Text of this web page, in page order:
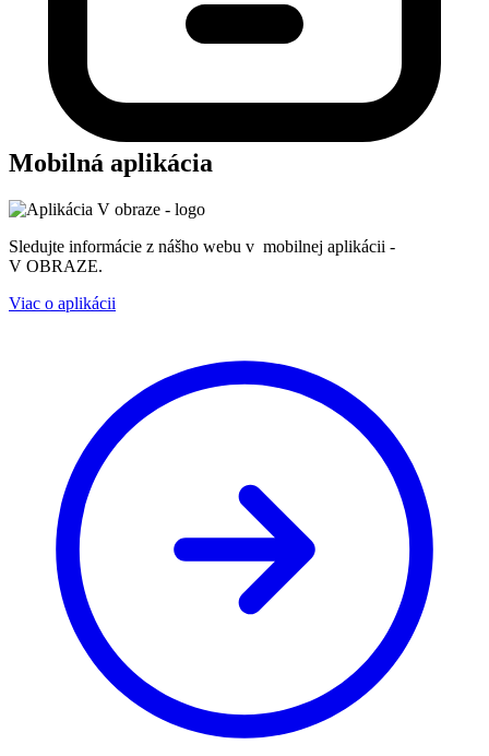
Mobilná aplikácia
Sledujte informácie z nášho webu v mobilnej aplikácii -
V OBRAZE.
Viac o aplikácii